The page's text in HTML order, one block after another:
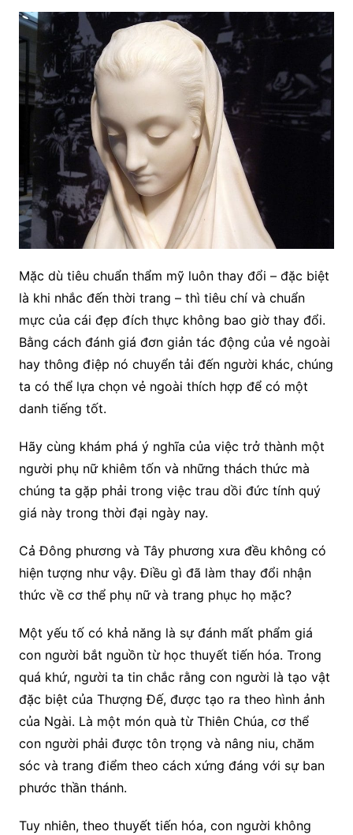
Mặc dù tiêu chuẩn thẩm mỹ luôn thay đổi – đặc biệt
là khi nhắc đến thời trang – thì tiêu chí và chuẩn
mực của cái đẹp đích thực không bao giờ thay đổi.
Bằng cách đánh giá đơn giản tác động của vẻ ngoài
hay thông điệp nó chuyển tải đến người khác, chúng
ta có thể lựa chọn vẻ ngoài thích hợp để có một
danh tiếng tốt.
Hãy cùng khám phá ý nghĩa của việc trở thành một
người phụ nữ khiêm tốn và những thách thức mà
chúng ta gặp phải trong việc trau dồi đức tính quý
giá này trong thời đại ngày nay.
Cả Đông phương và Tây phương xưa đều không có
hiện tượng như vậy. Điều gì đã làm thay đổi nhận
thức về cơ thể phụ nữ và trang phục họ mặc?
Một yếu tố có khả năng là sự đánh mất phẩm giá
con người bắt nguồn từ học thuyết tiến hóa. Trong
quá khứ, người ta tin chắc rằng con người là tạo vật
đặc biệt của Thượng Đế, được tạo ra theo hình ảnh
của Ngài. Là một món quà từ Thiên Chúa, cơ thể
con người phải được tôn trọng và nâng niu, chăm
sóc và trang điểm theo cách xứng đáng với sự ban
phước thần thánh.
Tuy nhiên, theo thuyết tiến hóa, con người không